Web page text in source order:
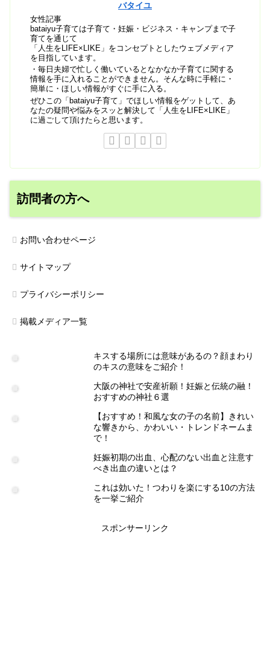
バタイユ
女性記事
bataiyu子育ては子育て・妊娠・ビジネス・キャンプまで子
育てを通じて
「人生をLIFE×LIKE」をコンセプトとしたウェブメディア
を目指しています。
・毎日夫婦で忙しく働いているとなかなか子育てに関する
情報を手に入れることができません。そんな時に手軽に・
簡単に・ほしい情報がすぐに手に入る。
ぜひこの「bataiyu子育て」でほしい情報をゲットして、あ
なたの疑問や悩みをスッと解決して「人生をLIFE×LIKE」
に過ごして頂けたらと思います。
訪問者の方へ
お問い合わせページ
サイトマップ
プライバシーポリシー
掲載メディア一覧
キスする場所には意味があるの？顔まわり
のキスの意味をご紹介！
大阪の神社で安産祈願！妊娠と伝統の融！
おすすめの神社６選
【おすすめ！和風な女の子の名前】きれい
な響きから、かわいい・トレンドネームま
で！
妊娠初期の出血、心配のない出血と注意す
べき出血の違いとは？
これは効いた！つわりを楽にする10の方法
を一挙ご紹介
スポンサーリンク